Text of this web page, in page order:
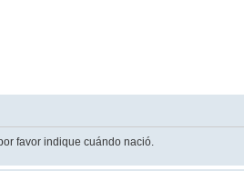
favor indique cuándo nació.